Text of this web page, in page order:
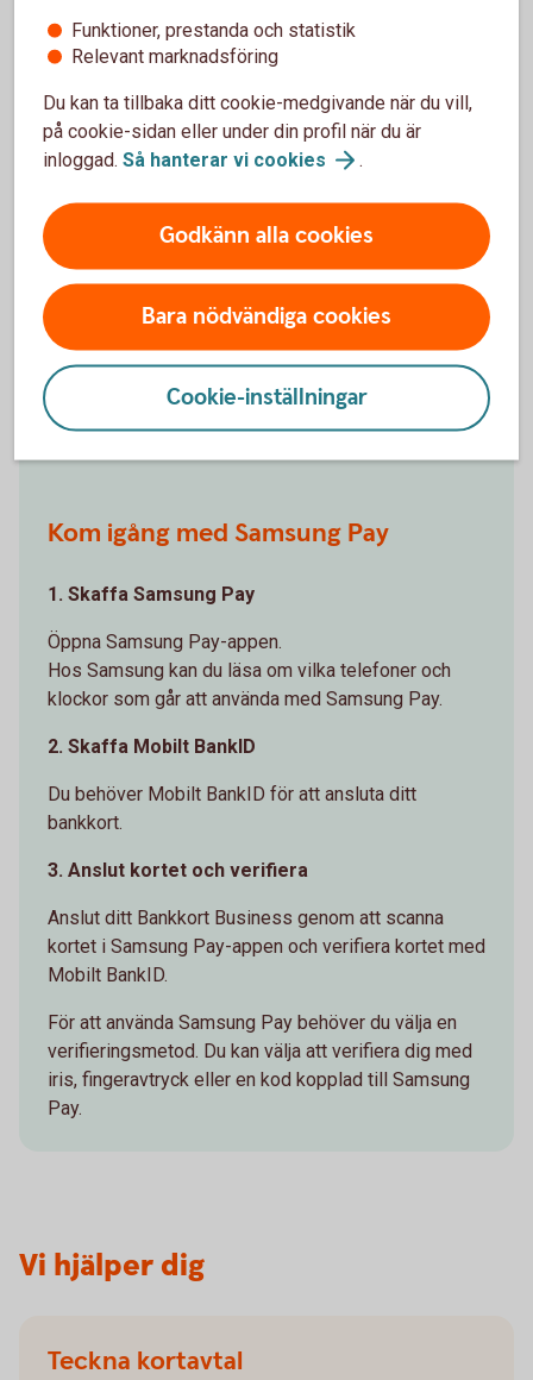
Ändra limit
Du väljer limit när kortet läggs upp för första gången.
Du kan när som helst ändra limiten.
Välj det kortavtal kortet är kopplat till
Klicka på det kort du vill ändra limit för
Klicka på länken "Ändra limit"
Ändra limit
Kontrollera, godkänn och signera
Kom igång med Samsung Pay
1. Skaffa Samsung Pay
Öppna Samsung Pay-appen.
Hos Samsung kan du läsa om vilka telefoner och
klockor som går att använda med Samsung Pay.
2. Skaffa Mobilt BankID
Du behöver Mobilt BankID för att ansluta ditt
bankkort.
3. Anslut kortet och verifiera
Anslut ditt Bankkort Business genom att scanna
kortet i Samsung Pay-appen och verifiera kortet med
Mobilt BankID.
För att använda Samsung Pay behöver du välja en
verifieringsmetod. Du kan välja att verifiera dig med
iris, fingeravtryck eller en kod kopplad till Samsung
Pay.
Vi hjälper dig
Teckna kortavtal
Funktioner, prestanda och statistik
Relevant marknadsföring
Du kan ta tillbaka ditt cookie-medgivande när du vill,
på cookie-sidan eller under din profil när du är
inloggad. Så hanterar vi cookies .
Godkänn alla cookies
Bara nödvändiga cookies
Cookie-inställningar